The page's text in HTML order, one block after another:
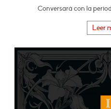
Conversará con la
Leer